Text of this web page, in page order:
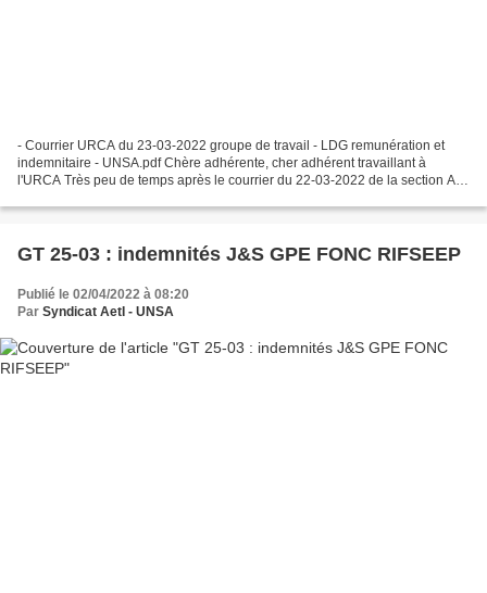
- Courrier URCA du 23-03-2022 groupe de travail - LDG remunération et
indemnitaire - UNSA.pdf Chère adhérente, cher adhérent travaillant à
l'URCA Très peu de temps après le courrier du 22-03-2022 de la section A&I
GT 25-03 : indemnités J&S GPE FONC RIFSEEP
Publié le 02/04/2022 à 08:20
Par Syndicat AetI - UNSA